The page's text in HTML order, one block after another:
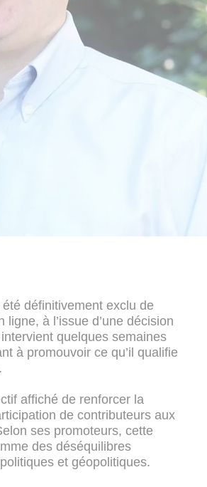
définitivement exclu de
à l’issue d’une décision
quelques semaines
à promouvoir ce qu’il qualifie
affiché de renforcer la
de contributeurs aux
ses promoteurs, cette
des déséquilibres
et géopolitiques.